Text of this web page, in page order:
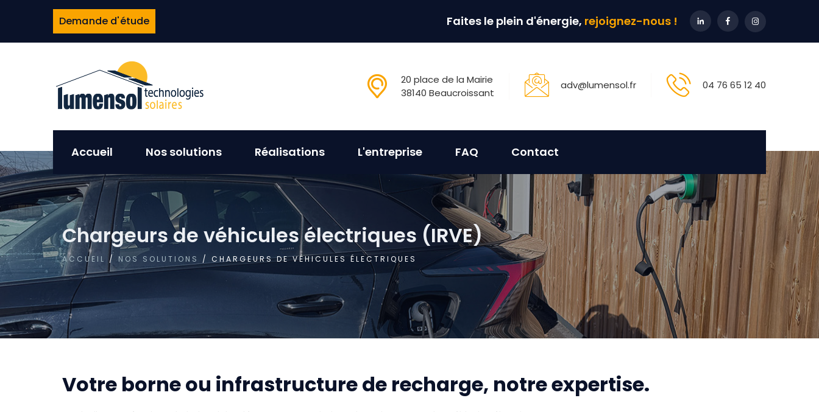
Demande d'étude Faites le plein d'énergie, rejoignez-nous !
20 place de la Mairie
38140 Beaucroissant
adv@lumensol.fr 04 76 65 12 40
Accueil Nos solutions Réalisations L'entreprise FAQ Contact
Chargeurs de véhicules électriques (IRVE)
ACCUEIL / NOS SOLUTIONS / CHARGEURS DE VÉHICULES ÉLECTRIQUES
Votre borne ou infrastructure de recharge, notre expertise.